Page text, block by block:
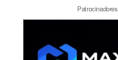
Patrocinadores